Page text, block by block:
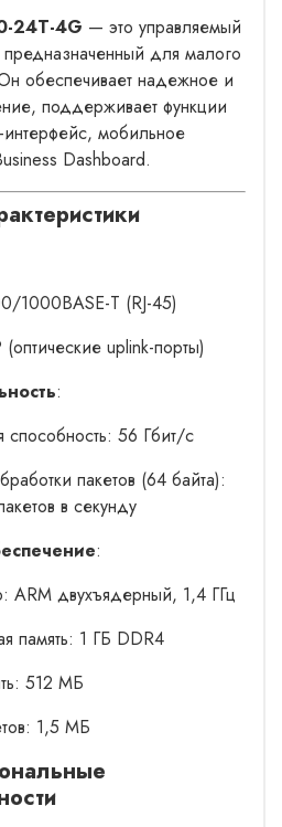
24T-4G — это управляемый
предназначенный для малого
обеспечивает надежное и
поддерживает функции
мобильное
Dashboard.
1000BASE-T (RJ-45)
uplink-порты)
:
способность: 56 Гбит/с
пакетов (64 байта):
в секунду
:
ARM двухъядерный, 1,4 ГГц
память: 1 ГБ DDR4
512 МБ
1,5 МБ